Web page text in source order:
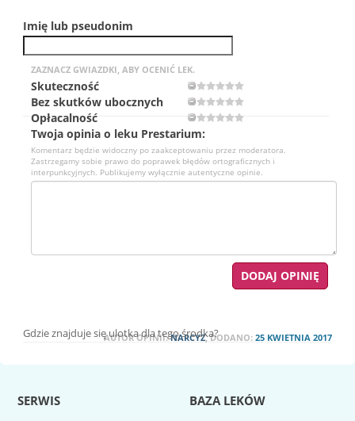
Twoja opinia o leku Prestarium:
Komentarz będzie widoczny po zaakceptowaniu przez moderatora.
Zastrzegamy sobie prawo do poprawek błędów ortograficznych i
interpunkcyjnych. Publikujemy wyłącznie autentyczne opinie.
Imię lub pseudonim
ZAZNACZ GWIAZDKI, ABY OCENIĆ LEK.
Skuteczność
Bez skutków ubocznych
Opłacalność
Gdzie znajduje się ulotka dla tego środka?
AUTOR OPINII:NARCYZ, DODANO: 25 KWIETNIA 2017
SERWIS BAZA LEKÓW